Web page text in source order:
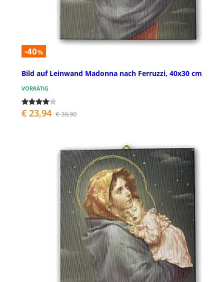
-40%
Bild auf Leinwand Madonna nach Ferruzzi, 40x30 cm
VORRÄTIG
€ 23,94 € 39,90